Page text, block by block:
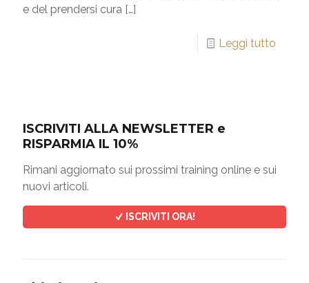
e del prendersi cura […]
Leggi tutto
ISCRIVITI ALLA NEWSLETTER e
RISPARMIA IL 10%
Rimani aggiornato sui prossimi training online e sui
nuovi articoli.
ISCRIVITI ORA!